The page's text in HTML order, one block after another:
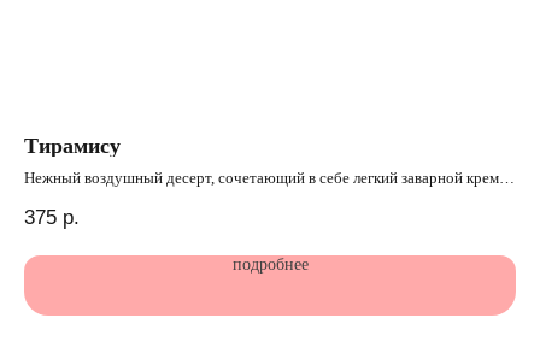
Тирамису
Нежный воздушный десерт, сочетающий в себе легкий заварной крем,
*КБЖУ указан на 100 гр продукта
375 р.
подробнее